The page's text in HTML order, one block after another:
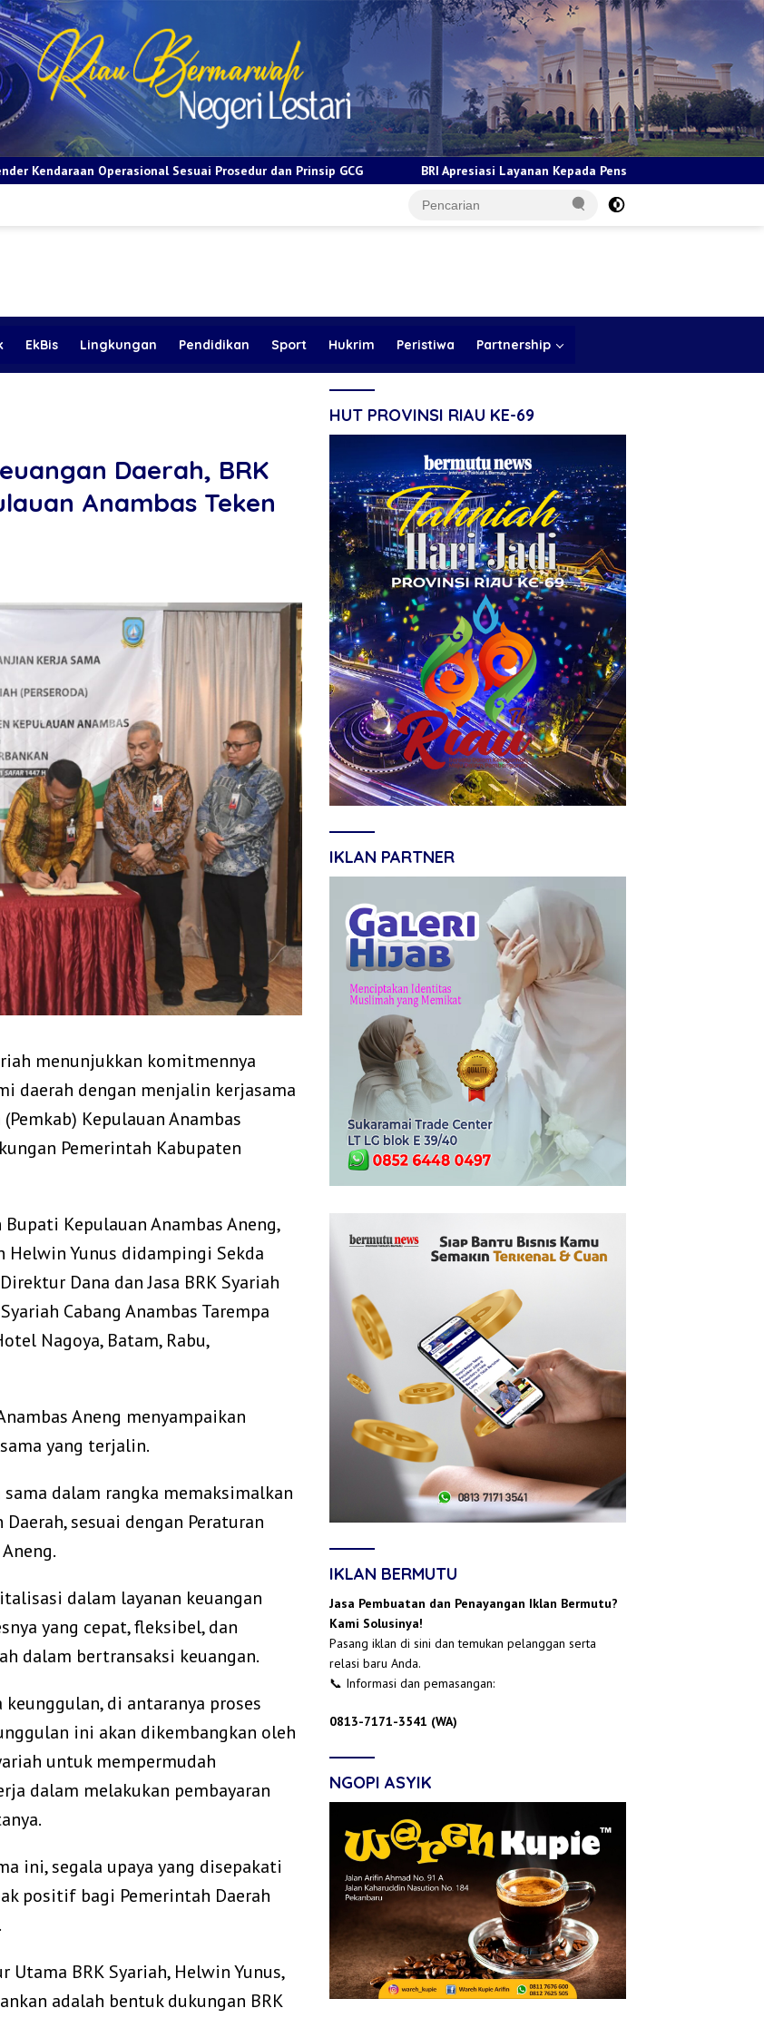
Prosedur dan Prinsip GCG BRI Apresiasi Layanan Kepada Pensiunan Jadi Bukti Komitmen Tingkatkan Kepuasan
EkBis Lingkungan Pendidikan Sport Hukrim Peristiwa Partnership
Daerah, BRK
Anambas Teken
menunjukkan komitmennya
daerah dengan menjalin kerjasama
Kepulauan Anambas
Pemerintah Kabupaten
Kepulauan Anambas Aneng,
Helwin Yunus didampingi Sekda
Dana dan Jasa BRK Syariah
Cabang Anambas Tarempa
Nagoya, Batam, Rabu,
Aneng menyampaikan
yang terjalin.
dalam rangka memaksimalkan
sesuai dengan Peraturan
dalam layanan keuangan
yang cepat, fleksibel, dan
dalam bertransaksi keuangan.
di antaranya proses
ini akan dikembangkan oleh
untuk mempermudah
dalam melakukan pembayaran
ini, segala upaya yang disepakati
positif bagi Pemerintah Daerah
Utama BRK Syariah, Helwin Yunus,
adalah bentuk dukungan BRK
HUT PROVINSI RIAU KE-69
IKLAN PARTNER
IKLAN BERMUTU
Jasa Pembuatan dan Penayangan Iklan Bermutu?
Kami Solusinya!
Pasang iklan di sini dan temukan pelanggan serta
relasi baru Anda.
📞 Informasi dan pemasangan:
0813-7171-3541 (WA)
NGOPI ASYIK